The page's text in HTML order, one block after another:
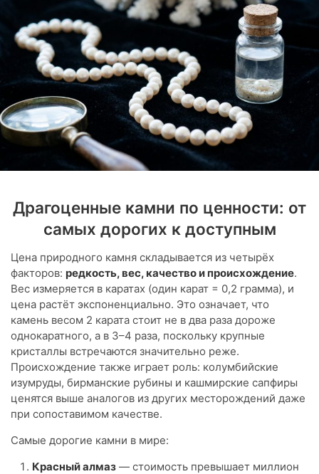
Драгоценные камни по ценности: от
самых дорогих к доступным
Цена природного камня складывается из четырёх
факторов: редкость, вес, качество и происхождение.
Вес измеряется в каратах (один карат = 0,2 грамма), и
цена растёт экспоненциально. Это означает, что
камень весом 2 карата стоит не в два раза дороже
однокаратного, а в 3–4 раза, поскольку крупные
кристаллы встречаются значительно реже.
Происхождение также играет роль: колумбийские
изумруды, бирманские рубины и кашмирские сапфиры
ценятся выше аналогов из других месторождений даже
при сопоставимом качестве.
Самые дорогие камни в мире:
Красный алмаз — стоимость превышает миллион